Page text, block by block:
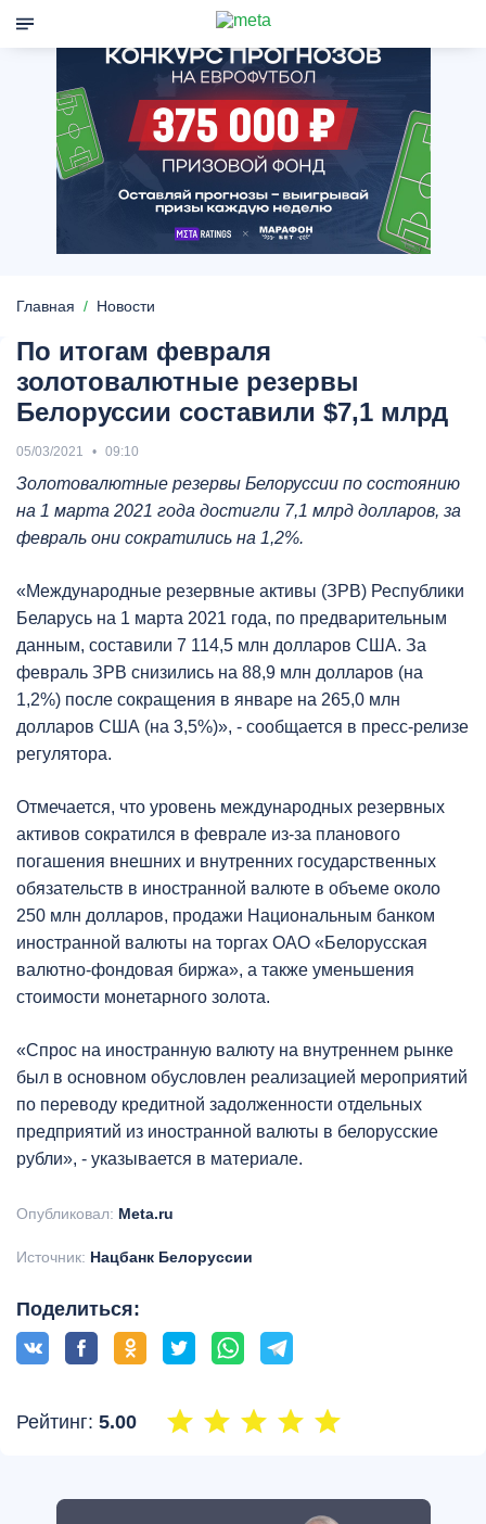
Главная Новости
По итогам февраля
золотовалютные резервы
Белоруссии составили $7,1 млрд
05/03/2021 09:10
Золотовалютные резервы Белоруссии по состоянию
на 1 марта 2021 года достигли 7,1 млрд долларов, за
февраль они сократились на 1,2%.
«Международные резервные активы (ЗРВ) Республики
Беларусь на 1 марта 2021 года, по предварительным
данным, составили 7 114,5 млн долларов США. За
февраль ЗРВ снизились на 88,9 млн долларов (на
1,2%) после сокращения в январе на 265,0 млн
долларов США (на 3,5%)», - сообщается в пресс-релизе
регулятора.
Отмечается, что уровень международных резервных
активов сократился в феврале из-за планового
погашения внешних и внутренних государственных
обязательств в иностранной валюте в объеме около
250 млн долларов, продажи Национальным банком
иностранной валюты на торгах ОАО «Белорусская
валютно-фондовая биржа», а также уменьшения
стоимости монетарного золота.
«Спрос на иностранную валюту на внутреннем рынке
был в основном обусловлен реализацией мероприятий
по переводу кредитной задолженности отдельных
предприятий из иностранной валюты в белорусские
рубли», - указывается в материале.
Опубликовал: Meta.ru
Источник: Нацбанк Белоруссии
Поделиться:
Рейтинг: 5.00